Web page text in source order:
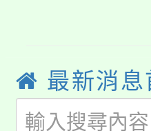
生本土
公告本
代理(課)
公告本
最新消